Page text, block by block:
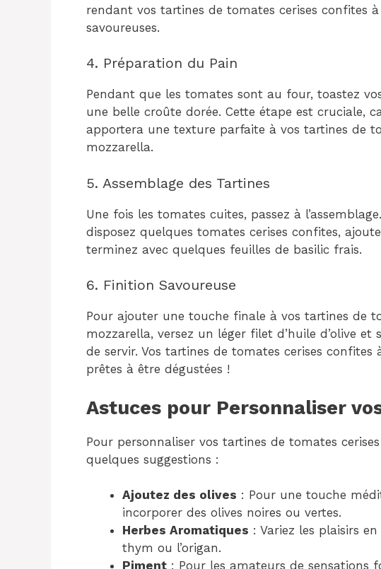
rendant vos tartines de tomates cerises confites
savoureuses.
4. Préparation du Pain
Pendant que les tomates sont au four, toastez
une belle croûte dorée. Cette étape est cruciale,
apportera une texture parfaite à vos tartines de
mozzarella.
5. Assemblage des Tartines
Une fois les tomates cuites, passez à
disposez quelques tomates cerises confites,
terminez avec quelques feuilles de basilic frais.
6. Finition Savoureuse
Pour ajouter une touche finale à vos tartines de
mozzarella, versez un léger filet d’huile d’olive et
de servir. Vos tartines de tomates cerises
prêtes à être dégustées !
Astuces pour Personnaliser
Pour personnaliser vos tartines de tomates
quelques suggestions :
Ajoutez des olives : Pour une touche
incorporer des olives noires ou vertes.
Herbes Aromatiques : Variez les plaisirs
thym ou l’origan.
Piment : Pour les amateurs de sensations